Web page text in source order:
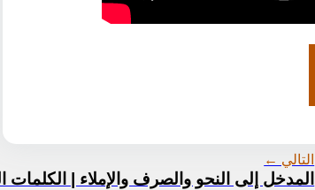
التالي ←
المدخل إلى النحو والصرف والإملاء | الكلمات